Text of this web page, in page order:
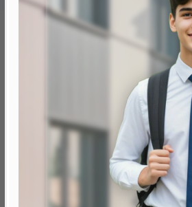
26.4 "Марракеш"
Минск, Октябрьский, Леонида
метро «Ковальская Слобода»,